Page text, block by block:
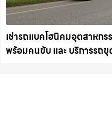
เช่ารถแบคโฮนิคมอุตสาหกร
พร้อมคนขับ และ บริการรถ